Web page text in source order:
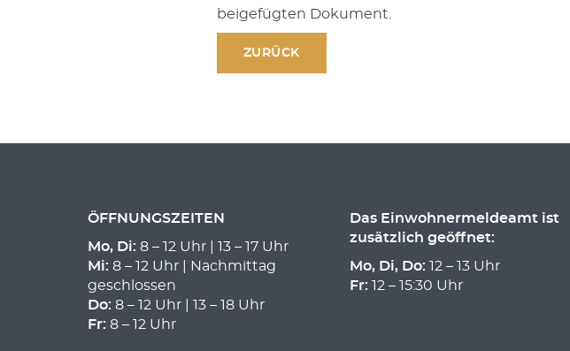
beigefügten Dokument.
ZURÜCK
ÖFFNUNGSZEITEN
Mo, Di: 8 – 12 Uhr | 13 – 17 Uhr
Mi: 8 – 12 Uhr | Nachmittag
geschlossen
Do: 8 – 12 Uhr | 13 – 18 Uhr
Fr: 8 – 12 Uhr
Das Einwohnermeldeamt ist
zusätzlich geöffnet:
Mo, Di, Do: 12 – 13 Uhr
Fr: 12 – 15:30 Uhr